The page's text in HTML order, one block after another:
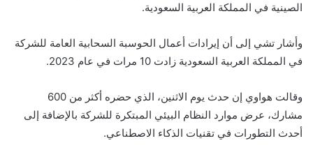
الصينية في المملكة العربية السعودية.
وأشار تشي إلى أن إيرادات أعمال الحوسبة السحابية العامة للشركة
في المملكة العربية السعودية زادت 10 مرات في عام 2023.
وقالت هواوي إن حدث يوم الاثنين، الذي حضره أكثر من 600
مشارك، عرض موارد النظام البيئي المبتكرة للشركة بالإضافة إلى
أحدث التطورات في تقنيات الذكاء الاصطناعي.